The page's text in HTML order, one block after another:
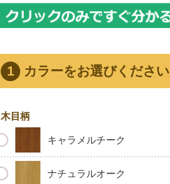
カラーをお選びください
木目柄
キャラメルチーク
ナチュラルオーク